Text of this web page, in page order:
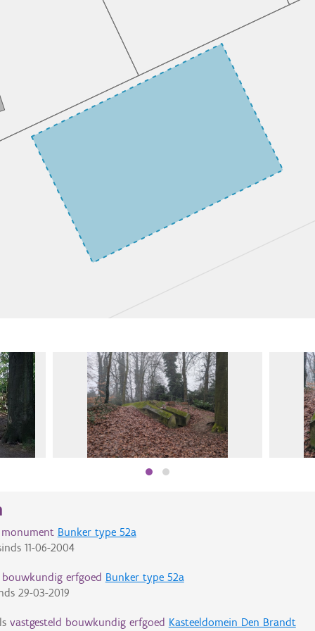
Bunker type 52a
11-06-2004
bouwkundig erfgoed Bunker type 52a
29-03-2019
vastgesteld bouwkundig erfgoed Kasteeldomein Den Brandt